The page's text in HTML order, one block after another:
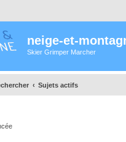
neige-et-
Skier Grimper Marcher
Sujets actifs